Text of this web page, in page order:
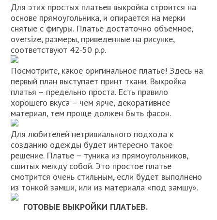
Для этих простых платьев выкройка строится на
основе прямоугольника, и опирается на мерки
снятые с фигуры. Платье достаточно объемное,
oversize, размеры, приведенные на рисунке,
соответствуют 42-50 р.р.
Посмотрите, какое оригинальное платье! Здесь на
первый план выступает принт ткани. Выкройка
платья – предельно проста. Есть правило
хорошего вкуса – чем ярче, декоративнее
материал, тем проще должен быть фасон.
Для любителей нетривиального подхода к
созданию одежды будет интересно такое
решение. Платье – туника из прямоугольников,
сшитых между собой. Это простое платье
смотрится очень стильным, если будет выполнено
из тонкой замши, или из материала «под замшу».
ГОТОВЫЕ ВЫКРОЙКИ ПЛАТЬЕВ.